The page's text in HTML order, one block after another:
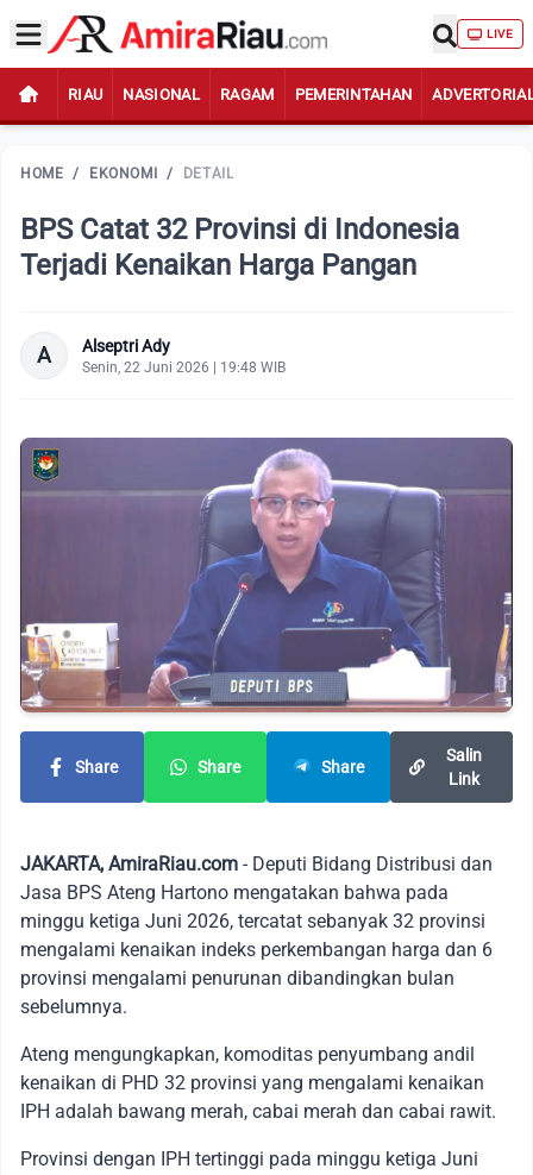
LIVE
RIAU NASIONAL RAGAM PEMERINTAHAN
HOME / EKONOMI / DETAIL
BPS Catat 32 Provinsi di Indonesia
Terjadi Kenaikan Harga Pangan
A Alseptri Ady
Senin, 22 Juni 2026 | 19:48 WIB
Share Share Share
Salin
Link
JAKARTA, AmiraRiau.com - Deputi Bidang Distribusi dan
Jasa BPS Ateng Hartono mengatakan bahwa pada
minggu ketiga Juni 2026, tercatat sebanyak 32 provinsi
mengalami kenaikan indeks perkembangan harga dan 6
provinsi mengalami penurunan dibandingkan bulan
sebelumnya.
Ateng mengungkapkan, komoditas penyumbang andil
kenaikan di PHD 32 provinsi yang mengalami kenaikan
IPH adalah bawang merah, cabai merah dan cabai rawit.
Provinsi dengan IPH tertinggi pada minggu ketiga Juni